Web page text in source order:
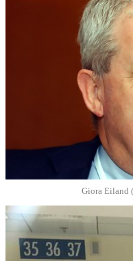
Giora Eiland